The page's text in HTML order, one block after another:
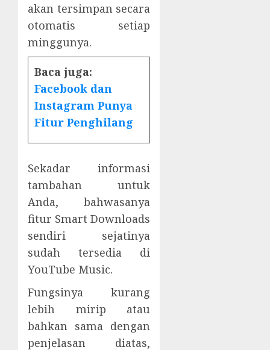
akan tersimpan secara
otomatis setiap
minggunya.
Baca juga:
Facebook dan
Instagram Punya
Fitur Penghilang
Sekadar informasi
tambahan untuk
Anda, bahwasanya
fitur Smart Downloads
sendiri sejatinya
sudah tersedia di
YouTube Music.
Fungsinya kurang
lebih mirip atau
bahkan sama dengan
penjelasan diatas,